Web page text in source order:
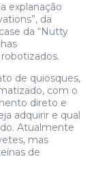
explanação
da
da “Nutty
de quiosques,
com o
direto e
adquirir e qual
Atualmente
mas
de